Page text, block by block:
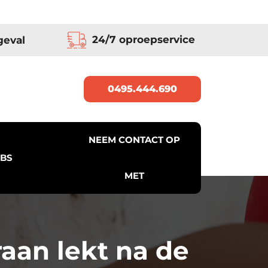
0495.444.690
24/7 oproepservice
NEEM CONTACT OP
MET
lekt na de